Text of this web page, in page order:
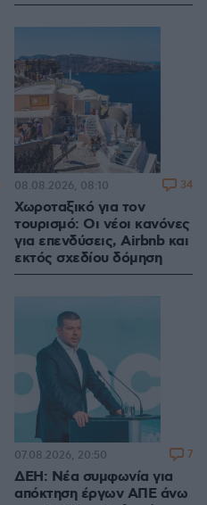
Χωροταξικό για τον
τουρισμό: Οι νέοι κανόνες
για επενδύσεις, Airbnb και
εκτός σχεδίου δόμηση
08.08.2026, 08:10 34
ΔΕΗ: Νέα συμφωνία για
απόκτηση έργων ΑΠΕ άνω
07.08.2026, 20:50 7